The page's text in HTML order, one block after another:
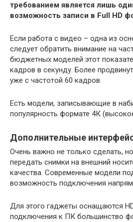
требованием является лишь
возможность записи в Full HD
Если работа с видео – одна из
следует обратить внимание на
бюджетных моделей этот
кадров в секунду. Более
уже с частотой 60 кадров.
Есть модели, записывающие в
популярность формате 4К
Дополнительные
Очень важно не только сделать,
передать снимки на внешний
качества. Современные модели
возможность подключения
Для этого гаджеты оснащаются
подключения к ПК большинство